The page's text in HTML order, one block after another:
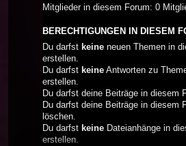
Mitglieder in diesem Forum: 0
BERECHTIGUNGEN IN DIESEM
Du darfst keine neuen Themen in
erstellen.
Du darfst keine Antworten zu
erstellen.
Du darfst deine Beiträge in diesem
Du darfst deine Beiträge in diesem
löschen.
Du darfst keine Dateianhänge in
erstellen.